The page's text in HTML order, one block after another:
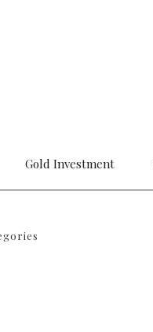
Gold Investment